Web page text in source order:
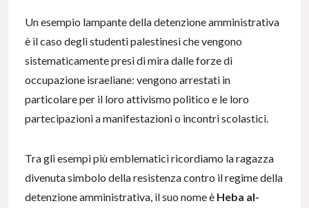
Un esempio lampante della detenzione amministrativa
è il caso degli studenti palestinesi che vengono
sistematicamente presi di mira dalle forze di
occupazione israeliane: vengono arrestati in
particolare per il loro attivismo politico e le loro
partecipazioni a manifestazioni o incontri scolastici.
Tra gli esempi più emblematici ricordiamo la ragazza
divenuta simbolo della resistenza contro il regime della
detenzione amministrativa, il suo nome è Heba al-